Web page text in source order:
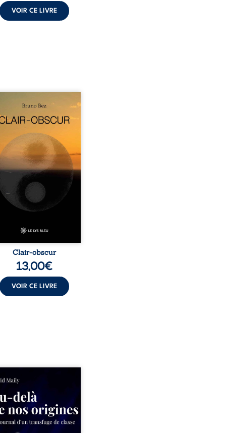
VOIR CE LIVRE
en alexandrins, Clair-
aborde la spiritualité,
humaines, la
d’expériences
Entre clarté et
les poèmes
les observations et
façonnés au fil
vie. Ils portent un regard
sur l’existence et le
contemporain, invitant
à questionner ses ...
Clair-obscur
13,00€
VOIR CE LIVRE
un milieu populaire où
tenaient lieu de
David a choisi la
Très tôt, l’école et les
deviennent ses armes de